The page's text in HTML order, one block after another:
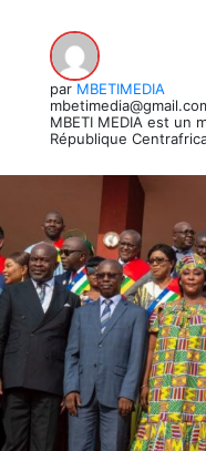
par MBETIMEDIA
MBETI MEDIA est un
République